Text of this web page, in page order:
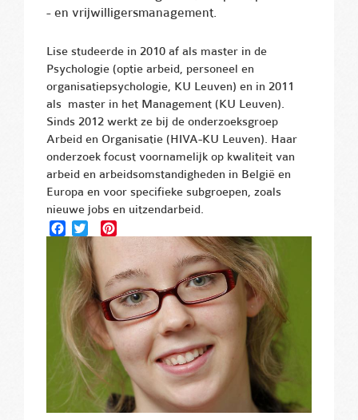
- en vrijwilligersmanagement.
Lise studeerde in 2010 af als master in de
Psychologie (optie arbeid, personeel en
organisatiepsychologie, KU Leuven) en in 2011
als master in het Management (KU Leuven).
Sinds 2012 werkt ze bij de onderzoeksgroep
Arbeid en Organisatie (HIVA-KU Leuven). Haar
onderzoek focust voornamelijk op kwaliteit van
arbeid en arbeidsomstandigheden in België en
Europa en voor specifieke subgroepen, zoals
nieuwe jobs en uitzendarbeid.
Facebook
Twitter